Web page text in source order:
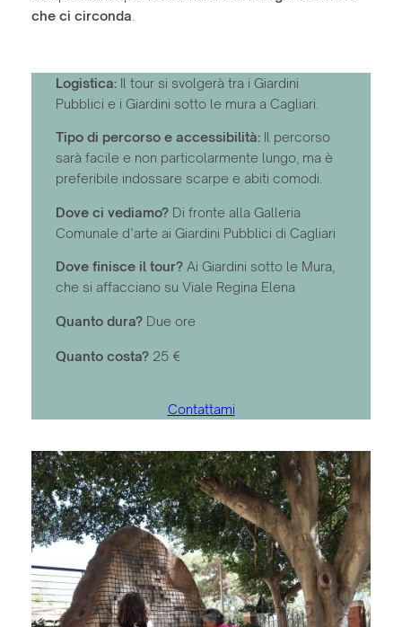
che ci circonda
Logistica:Il tour si svolgerà tra i Giardini
Pubblici e i Giardini sotto le mura a Cagliari.
Tipo di percorso e accessibilità:Il percorso
sarà facile e non particolarmente lungo, ma è
preferibile indossare scarpe e abiti comodi.
Dove ci vediamo?Di fronte alla Galleria
Comunale d’arte ai Giardini Pubblici di Cagliari
Dove finisce il tour?Ai Giardini sotto le Mura,
che si affacciano su Viale Regina Elena
Quanto dura?Due ore
Quanto costa?25 €
Contattami